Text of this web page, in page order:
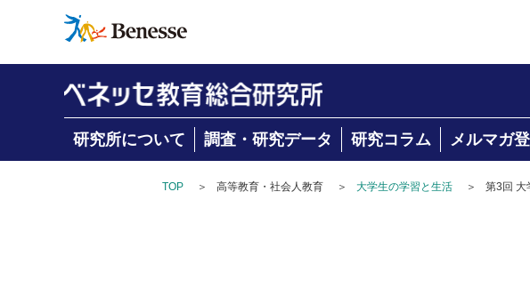
研究所について 調査・研究データ 研究コラム メルマガ
TOP ＞ 高等教育・社会人教育 ＞ 大学生の学習と生活 ＞ 第3回 大